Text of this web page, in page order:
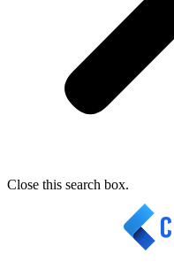
Close this search box.